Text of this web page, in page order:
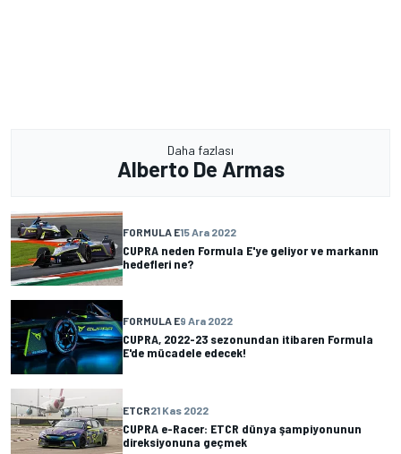
Daha fazlası
Alberto De Armas
FORMULA E15 Ara 2022
CUPRA neden Formula E'ye geliyor ve markanın
hedefleri ne?
FORMULA E9 Ara 2022
CUPRA, 2022-23 sezonundan itibaren Formula
E'de mücadele edecek!
ETCR21 Kas 2022
CUPRA e-Racer: ETCR dünya şampiyonunun
direksiyonuna geçmek